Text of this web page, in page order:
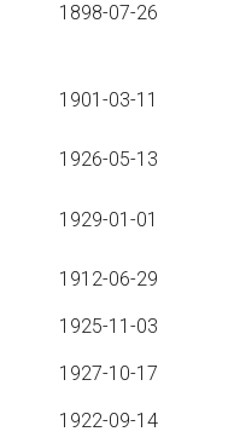
1898-07-26
1901-03-11
1926-05-13
1929-01-01
1912-06-29
1925-11-03
1927-10-17
1922-09-14